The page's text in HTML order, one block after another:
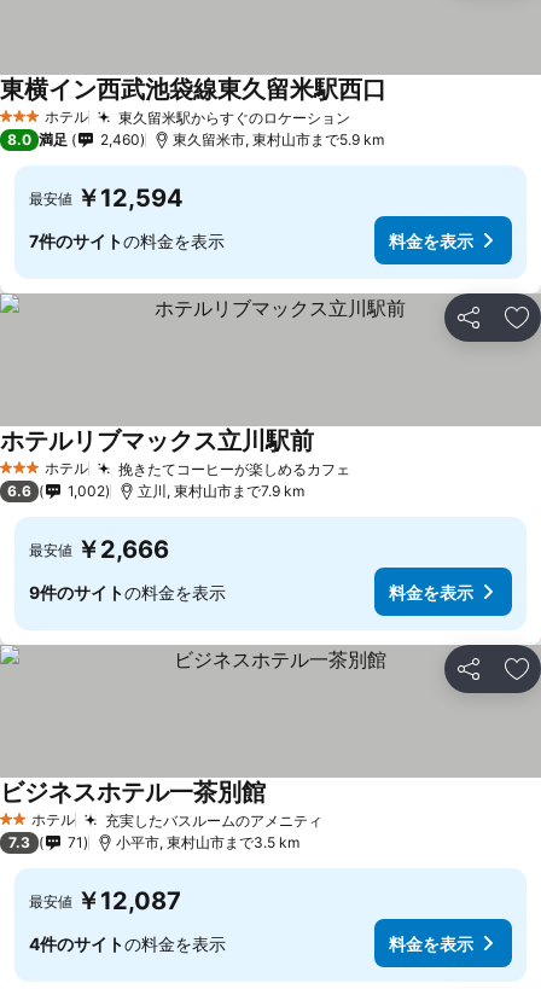
3 ホテルのランク
ホテル 東久留米駅からすぐのロケーション
東横イン西武池袋線東久留米駅西口
8.0 満足 2,460 東久留米市, 東村山市まで5.9 km
最安値 ￥12,594
7件のサイトの料金を表示 料金を表示
シェア お
3 ホテルのランク
ホテル 挽きたてコーヒーが楽しめるカフェ
ホテルリブマックス立川駅前
6.6 1,002 立川, 東村山市まで7.9 km
最安値 ￥2,666
9件のサイトの料金を表示 料金を表示
シェア お
2 ホテルのランク
ホテル 充実したバスルームのアメニティ
ビジネスホテル一茶別館
7.3 71 小平市, 東村山市まで3.5 km
最安値 ￥12,087
4件のサイトの料金を表示 料金を表示